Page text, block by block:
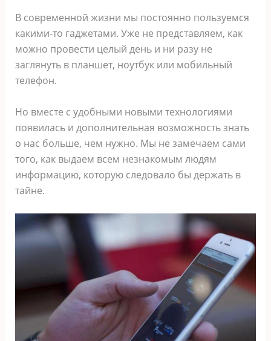
В современной жизни мы постоянно пользуемся
какими-то гаджетами. Уже не представляем, как
можно провести целый день и ни разу не
заглянуть в планшет, ноутбук или мобильный
телефон.
Но вместе с удобными новыми технологиями
появилась и дополнительная возможность знать
о нас больше, чем нужно. Мы не замечаем сами
того, как выдаем всем незнакомым людям
информацию, которую следовало бы держать в
тайне.